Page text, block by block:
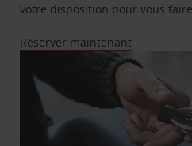
votre disposition pour vous
Réserver maintenant